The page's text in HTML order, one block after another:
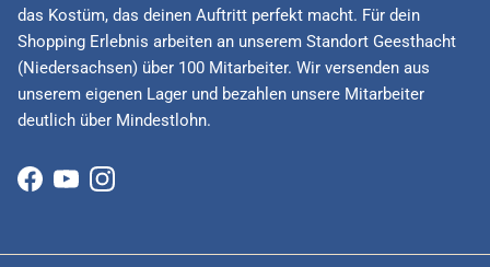
das Kostüm, das deinen Auftritt perfekt macht. Für dein
Shopping Erlebnis arbeiten an unserem Standort Geesthacht
(Niedersachsen) über 100 Mitarbeiter. Wir versenden aus
unserem eigenen Lager und bezahlen unsere Mitarbeiter
deutlich über Mindestlohn.
Facebook
YouTubeInstagram